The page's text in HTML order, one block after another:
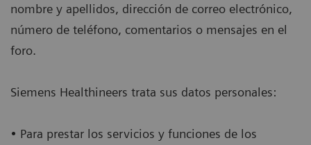
nombre y apellidos, dirección de correo electrónico,
número de teléfono, comentarios o mensajes en el
foro.
Siemens Healthineers trata sus datos personales:
• Para prestar los servicios y funciones de los